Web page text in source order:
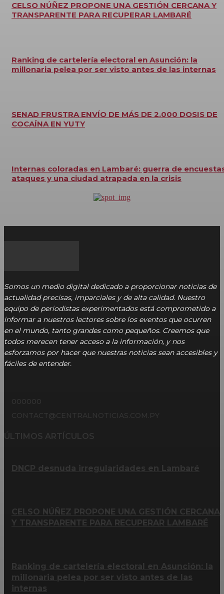
CELSO NÚÑEZ PROPONE UNA GESTIÓN CERCANA Y
TRANSPARENTE PARA RECUPERAR LAMBARÉ
Ranking de cartelería electoral en Asunción: la
millonaria pelea por ser visto antes de las internas
SENAD FRUSTRA ENVÍO DE MÁS DE 2.000 DOSIS DE
COCAÍNA EN YUTY
Internas coloradas en Lambaré: guerra de
ataques y una ciudad atrapada en la crisis
Somos un medio digital dedicado a proporcionar noticias de
actualidad precisas, imparciales y de alta calidad. Nuestro
equipo de periodistas experimentados está comprometido a
informar a nuestros lectores sobre los eventos que ocurren
en el mundo, tanto grandes como pequeños. Creemos que
todos merecen tener acceso a la información, y nos
esforzamos por hacer que nuestras noticias sean accesibles y
fáciles de entender.
000000
CONTACT@CENTRALNOTICIAS.COM.PY
ÚLTIMOS ARTÍCULOS
DNCP desnuda irregularidades en Lambaré
CELSO NÚÑEZ PROPONE UNA GESTIÓN CERCANA
Y TRANSPARENTE PARA RECUPERAR LAMBARÉ
Ranking de cartelería electoral en Asunción: la
millonaria pelea por ser visto antes de las
internas